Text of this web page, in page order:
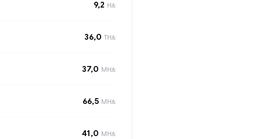
9,2 H/s
36,0 TH/s
37,0 MH/s
66,5 MH/s
41,0 MH/s